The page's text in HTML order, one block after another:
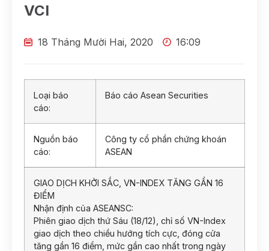
VCI
18 Tháng Mười Hai, 2020 16:09
Loại báo
cáo:
Báo cáo Asean Securities
Nguồn báo
cáo:
Công ty cổ phần chứng khoán
ASEAN
GIAO DỊCH KHỞI SẮC, VN-INDEX TĂNG GẦN 16
ĐIỂM
Nhận định của ASEANSC:
Phiên giao dịch thứ Sáu (18/12), chỉ số VN-Index
giao dịch theo chiều hướng tích cực, đóng cửa
tăng gần 16 điểm, mức gần cao nhất trong ngày